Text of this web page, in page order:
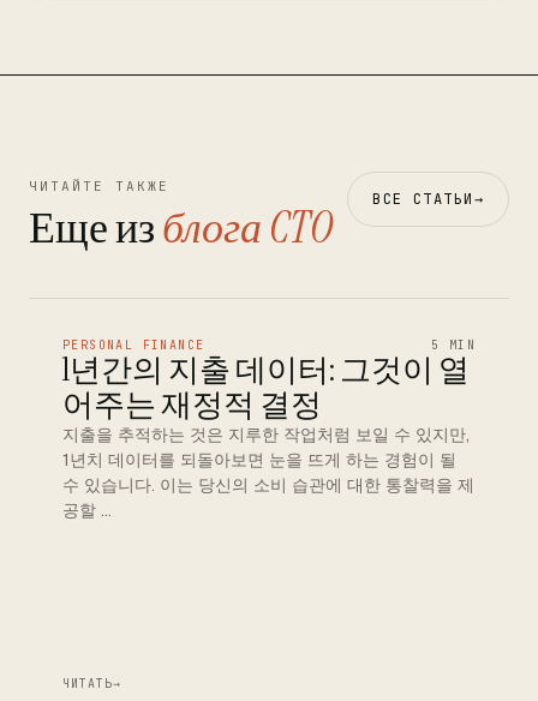
ЧИТАЙТЕ ТАКЖЕ
Еще изблога CTO ВСЕ СТАТЬИ→
PERSONAL FINANCE 5 MIN
1년간의 지출 데이터: 그것이 열
어주는 재정적 결정
지출을 추적하는 것은 지루한 작업처럼 보일 수 있지만,
1년치 데이터를 되돌아보면 눈을 뜨게 하는 경험이 될
수 있습니다. 이는 당신의 소비 습관에 대한 통찰력을 제
공할 …
ЧИТАТЬ→